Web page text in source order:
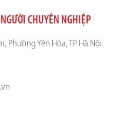
CHUYÊN NGHIỆP
Phường Yên Hòa, TP Hà Nội.